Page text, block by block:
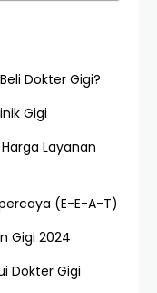
Dokter Gigi?
Gigi
Layanan
(E-E-A-T)
Gigi 2024
Dokter Gigi